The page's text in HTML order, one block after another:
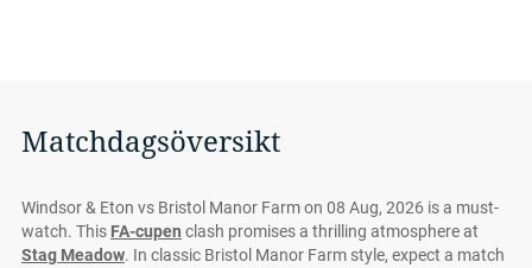
Matchdagsöversikt
Windsor & Eton vs Bristol Manor Farm on 08 Aug, 2026 is a must-
watch. This FA-cupen clash promises a thrilling atmosphere at
Stag Meadow. In classic Bristol Manor Farm style, expect a match